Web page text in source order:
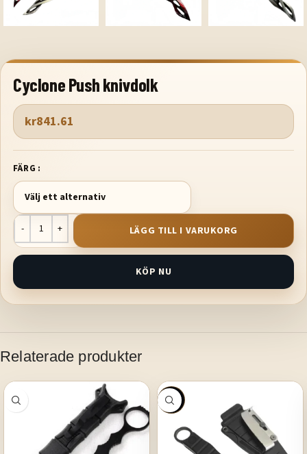
Cyclone Push knivdolk
kr841.61
FÄRG
LÄGG TILL I VARUKORG
KÖP NU
Relaterade produkter
SALE